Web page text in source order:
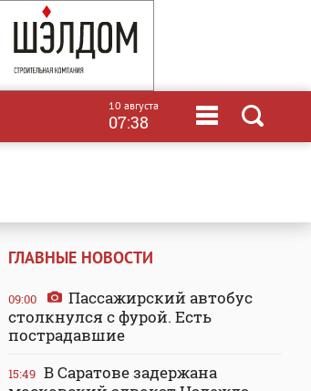
10 августа
07:38
ГЛАВНЫЕ НОВОСТИ
09:00
Пассажирский автобус
столкнулся с фурой. Есть
пострадавшие
15:49 В Саратове задержана